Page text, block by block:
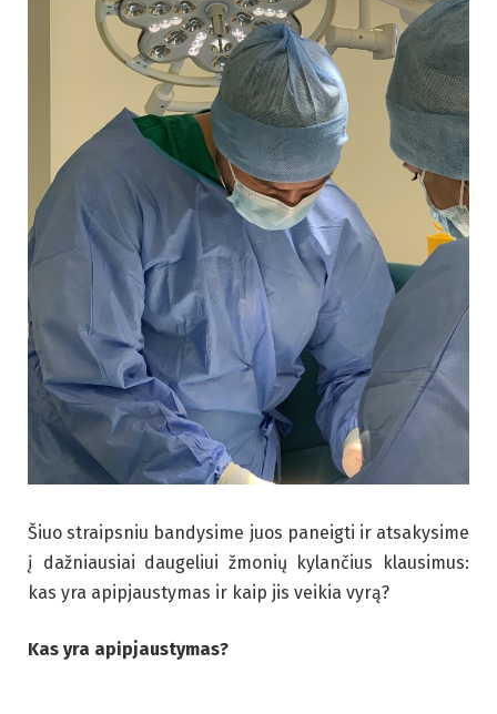
Šiuo straipsniu bandysime juos paneigti ir atsakysime
į dažniausiai daugeliui žmonių kylančius klausimus:
kas yra apipjaustymas ir kaip jis veikia vyrą?
Kas yra apipjaustymas?